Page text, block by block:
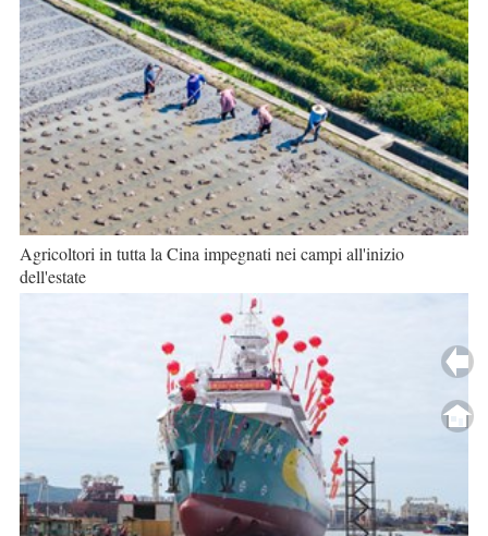
Agricoltori in tutta la Cina impegnati nei campi all'inizio
dell'estate